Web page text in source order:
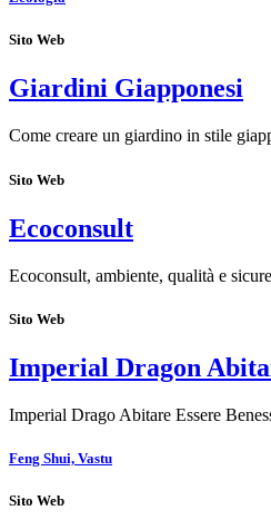
Sito Web
Giardini Giapponesi
Come creare un giardino in stile
Sito Web
Ecoconsult
Ecoconsult, ambiente, qualità e
Sito Web
Imperial Dragon
Imperial Drago Abitare Essere
Feng Shui, Vastu
Sito Web